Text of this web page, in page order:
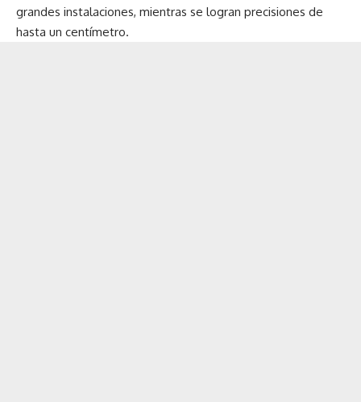
grandes instalaciones, mientras se logran precisiones de
hasta un centímetro.